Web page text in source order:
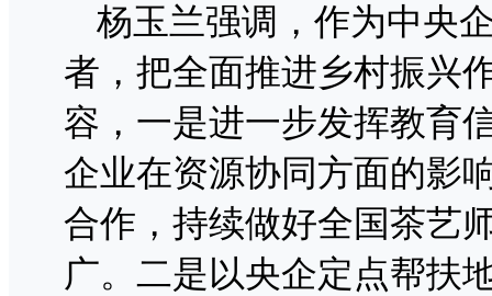
杨玉兰强调，作为中央
者，把全面推进乡村振兴
容，一是进一步发挥教育
企业在资源协同方面的影
合作，持续做好全国茶艺
广。二是以央企定点帮扶